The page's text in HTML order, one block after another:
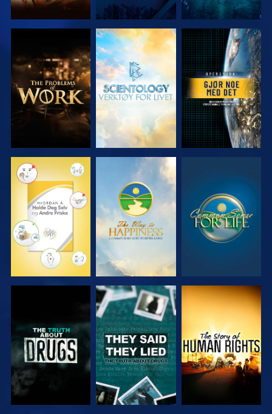
UTFORSK
SERIEN
UTFORSK
SERIEN
SE
SE SE SE
SE SE